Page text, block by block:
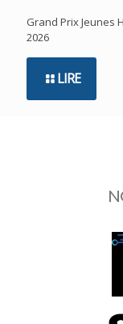
Grand Prix Jeunes
2026
LIRE